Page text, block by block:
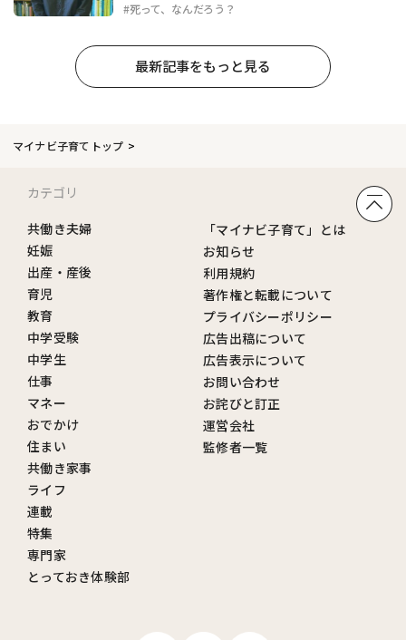
#死って、なんだろう？
最新記事をもっと見る
マイナビ子育てトップ
カテゴリ
共働き夫婦
妊娠
出産・産後
育児
教育
中学受験
中学生
仕事
マネー
おでかけ
住まい
共働き家事
ライフ
連載
特集
専門家
とっておき体験部
「マイナビ子育て」とは
お知らせ
利用規約
著作権と転載について
プライバシーポリシー
広告出稿について
広告表示について
お問い合わせ
お詫びと訂正
運営会社
監修者一覧